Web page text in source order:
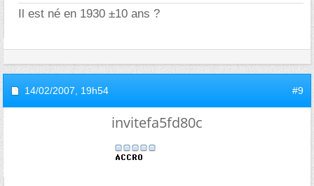
Il est né en 1930 ±10 ans ?
14/02/2007, 19h54 #9
invitefa5fd80c